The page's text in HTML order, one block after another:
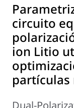
circuito
ion Litio
partículas